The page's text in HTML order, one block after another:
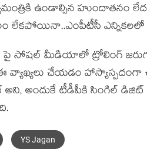
ఉండాల్సిన హుందాతనం
లేకపోయినా..ఎంపీటీసీ ఎన్నికలలో
సోషల్ మీడియాలో ట్రోలింగ్
చేయడం హాస్యాస్పదంగా
అందుకే టీడీపీకి సింగిల్ డిజిట్
YS Jagan